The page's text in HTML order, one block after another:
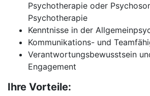
Psychotherapie oder
Psychotherapie
Kenntnisse in der
Kommunikations- und
Verantwortungsbewusstsein
Engagement
Ihre Vorteile: